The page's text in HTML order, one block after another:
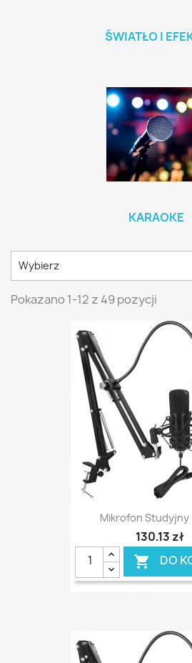
ŚWIATŁO I
KARAOKE
Wybierz
Pokazano 1-12 z 49 pozycji
Mikrofon Studyjny
130,13 zł
 DO